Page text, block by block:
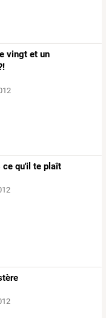
vingt et un
ce qu'il te plaît